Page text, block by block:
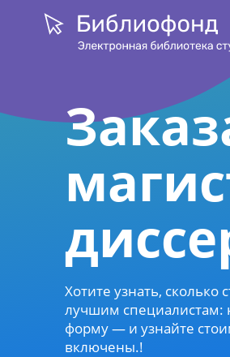
Хотите узнать, сколько
лучшим специалистам:
форму — и узнайте
включены.!